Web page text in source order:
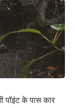
पॉइंट के पास कार